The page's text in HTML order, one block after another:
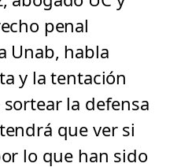
penal
Unab, habla
y la tentación
la defensa
que ver si
lo que han sido